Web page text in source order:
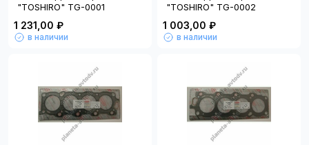
"TOSHIRO" TG-0001
1 231,00 ₽
в наличии
"TOSHIRO" TG-0002
1 003,00 ₽
в наличии